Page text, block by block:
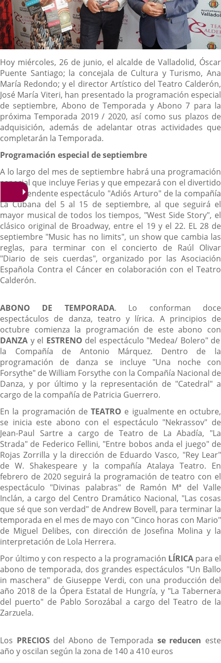
Descripción
Hoy miércoles, 26 de junio, el alcalde de Valladolid, Óscar
Puente Santiago; la concejala de Cultura y Turismo, Ana
María Redondo; y el director Artístico del Teatro Calderón,
José María Viteri, han presentado la programación especial
de septiembre, Abono de Temporada y Abono 7 para la
próxima Temporada 2019 / 2020, así como sus plazos de
adquisición, además de adelantar otras actividades que
completarán la Temporada.
Programación especial de septiembre
A lo largo del mes de septiembre habrá una programación
especial que incluye Ferias y que empezará con el divertido
y sorprendente espectáculo "Adiós Arturo" de la compañía
La Cubana del 5 al 15 de septiembre, al que seguirá el
mayor musical de todos los tiempos, "West Side Story", el
clásico original de Broadway, entre el 19 y el 22. EL 28 de
septiembre "Music has no limits", un show que cambia las
reglas, para terminar con el concierto de Raúl Olivar
"Diario de seis cuerdas", organizado por las Asociación
Española Contra el Cáncer en colaboración con el Teatro
Calderón.
ABONO DE TEMPORADA. Lo conforman doce
espectáculos de danza, teatro y lírica. A principios de
octubre comienza la programación de este abono con
DANZA y el ESTRENO del espectáculo "Medea/ Bolero" de
la Compañía de Antonio Márquez. Dentro de la
programación de danza se incluye "Una noche con
Forsythe" de William Forsythe con la Compañía Nacional de
Danza, y por último y la representación de "Catedral" a
cargo de la compañía de Patricia Guerrero.
En la programación de TEATRO e igualmente en octubre,
se inicia este abono con el espectáculo "Nekrassov" de
Jean-Paul Sartre a cargo de Teatro de La Abadía, "La
Strada" de Federico Fellini, "Entre bobos anda el juego" de
Rojas Zorrilla y la dirección de Eduardo Vasco, "Rey Lear"
de W. Shakespeare y la compañía Atalaya Teatro. En
febrero de 2020 seguirá la programación de teatro con el
espectáculo "Divinas palabras" de Ramón Mª del Valle
Inclán, a cargo del Centro Dramático Nacional, "Las cosas
que sé que son verdad" de Andrew Bovell, para terminar la
temporada en el mes de mayo con "Cinco horas con Mario"
de Miguel Delibes, con dirección de Josefina Molina y la
interpretación de Lola Herrera.
Por último y con respecto a la programación LÍRICA para el
abono de temporada, dos grandes espectáculos "Un Ballo
in maschera" de Giuseppe Verdi, con una producción del
año 2018 de la Ópera Estatal de Hungría, y "La Tabernera
del puerto" de Pablo Sorozábal a cargo del Teatro de la
Zarzuela.
Los PRECIOS del Abono de Temporada se reducen este
año y oscilan según la zona de 140 a 410 euros